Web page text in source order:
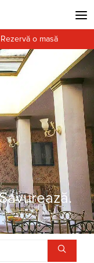
Rezervă o masă